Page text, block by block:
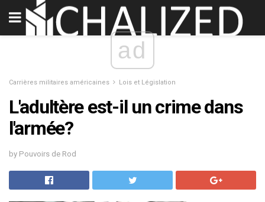
ad
Carrières militaires américaines Lois et Législation
L'adultère est-il un crime dans
l'armée?
by Pouvoirs de Rod